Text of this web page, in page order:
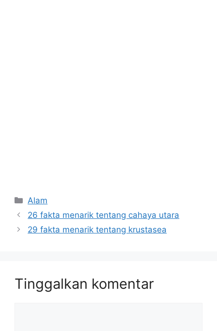
Kategori
Alam
26 fakta menarik tentang cahaya utara
29 fakta menarik tentang krustasea
Tinggalkan komentar